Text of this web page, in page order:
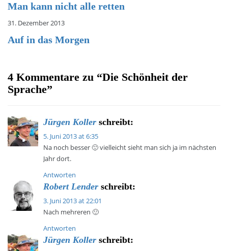
Man kann nicht alle retten
31. Dezember 2013
Auf in das Morgen
4 Kommentare zu “Die Schönheit der
Sprache”
Jürgen Koller schreibt:
5. Juni 2013 at 6:35
Na noch besser 🙂 vielleicht sieht man sich ja im nächsten
Jahr dort.
Antworten
Robert Lender schreibt:
3. Juni 2013 at 22:01
Nach mehreren 🙂
Antworten
Jürgen Koller schreibt: